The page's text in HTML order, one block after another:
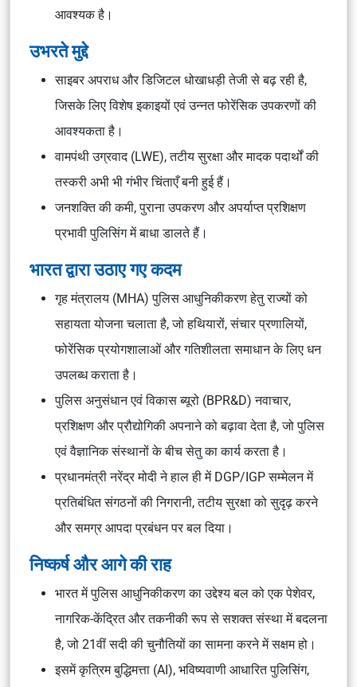
आवश्यक है।
उभरते मुद्दे
साइबर अपराध और डिजिटल धोखाधड़ी तेजी से बढ़ रही है,
जिसके लिए विशेष इकाइयों एवं उन्नत फोरेंसिक उपकरणों की
आवश्यकता है।
वामपंथी उग्रवाद (LWE), तटीय सुरक्षा और मादक पदार्थों की
तस्करी अभी भी गंभीर चिंताएँ बनी हुई हैं।
जनशक्ति की कमी, पुराना उपकरण और अपर्याप्त प्रशिक्षण
प्रभावी पुलिसिंग में बाधा डालते हैं।
भारत द्वारा उठाए गए कदम
गृह मंत्रालय (MHA) पुलिस आधुनिकीकरण हेतु राज्यों को
सहायता योजना चलाता है, जो हथियारों, संचार प्रणालियों,
फोरेंसिक प्रयोगशालाओं और गतिशीलता समाधान के लिए धन
उपलब्ध कराता है।
पुलिस अनुसंधान एवं विकास ब्यूरो (BPR&D) नवाचार,
प्रशिक्षण और प्रौद्योगिकी अपनाने को बढ़ावा देता है, जो पुलिस
एवं वैज्ञानिक संस्थानों के बीच सेतु का कार्य करता है।
प्रधानमंत्री नरेंद्र मोदी ने हाल ही में DGP/IGP सम्मेलन में
प्रतिबंधित संगठनों की निगरानी, तटीय सुरक्षा को सुदृढ़ करने
और समग्र आपदा प्रबंधन पर बल दिया।
निष्कर्ष और आगे की राह
भारत में पुलिस आधुनिकीकरण का उद्देश्य बल को एक पेशेवर,
नागरिक-केंद्रित और तकनीकी रूप से सशक्त संस्था में बदलना
है, जो 21वीं सदी की चुनौतियों का सामना करने में सक्षम हो।
इसमें कृत्रिम बुद्धिमत्ता (AI), भविष्यवाणी आधारित पुलिसिंग,